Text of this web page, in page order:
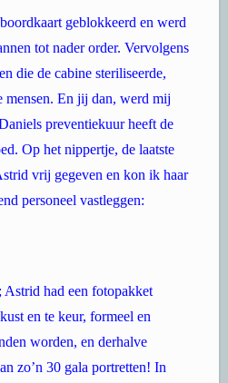
geblokkeerd en werd
tot nader order. Vervolgens
die de cabine steriliseerde,
mensen. En jij dan, werd mij
preventiekuur heeft de
Op het nippertje, de laatste
vrij gegeven en kon ik haar
personeel vastleggen:
had een fotopakket
en te keur, formeel en
worden, en derhalve
zo’n 30 gala portretten! In